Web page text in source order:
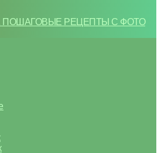
ПОШАГОВЫЕ РЕЦЕПТЫ С ФОТО